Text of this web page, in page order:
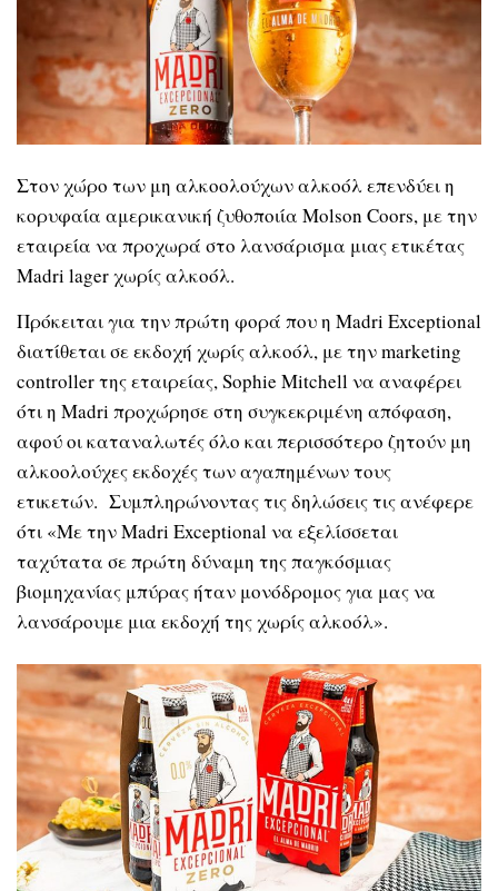
Στον χώρο των μη αλκοολούχων αλκοόλ επενδύει η
κορυφαία αμερικανική ζυθοποιία Molson Coors, με την
εταιρεία να προχωρά στο λανσάρισμα μιας ετικέτας
Madri lager χωρίς αλκοόλ.
Πρόκειται για την πρώτη φορά που η Madri Exceptional
διατίθεται σε εκδοχή χωρίς αλκοόλ, με την marketing
controller της εταιρείας, Sophie Mitchell να αναφέρει
ότι η Madri προχώρησε στη συγκεκριμένη απόφαση,
αφού οι καταναλωτές όλο και περισσότερο ζητούν μη
αλκοολούχες εκδοχές των αγαπημένων τους
ετικετών. Συμπληρώνοντας τις δηλώσεις τις ανέφερε
ότι «Με την Madri Exceptional να εξελίσσεται
ταχύτατα σε πρώτη δύναμη της παγκόσμιας
βιομηχανίας μπύρας ήταν μονόδρομος για μας να
λανσάρουμε μια εκδοχή της χωρίς αλκοόλ».